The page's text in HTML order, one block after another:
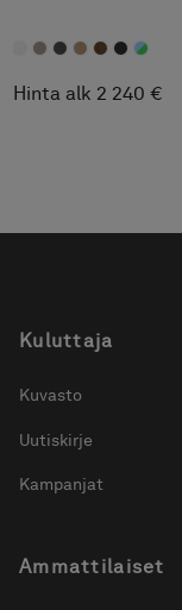
Hinta alk 2 240 €
Kuluttaja
Kuvasto
Uutiskirje
Kampanjat
Ammattilaiset